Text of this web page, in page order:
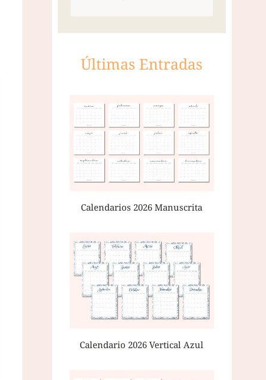
Últimas Entradas
Calendarios 2026 Manuscrita
Calendario 2026 Vertical Azul